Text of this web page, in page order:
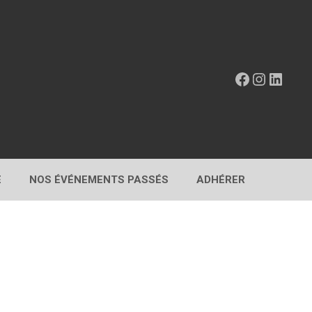
Facebook
NOS ÉVÉNEMENTS PASSÉS ADHÉRER